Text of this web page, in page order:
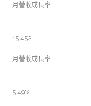
月營收成長率
15.45%
月營收成長率
5.49%